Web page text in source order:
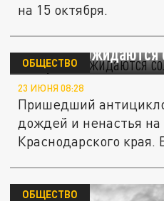
на 15 октября.
На Кубани
ОБЩЕСТВО
23 ИЮНЯ 08:28
Пришедший
дождей и ненастья на
Краснодарского
ОБЩЕСТВО